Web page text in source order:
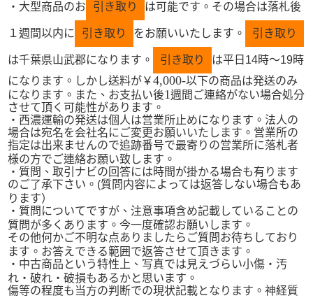
・大型商品のお
引き取り は可能です。その場合は落札後
１週間以内に 引き取り をお願いいたします。 引き取り
は千葉県山武郡になります。 引き取り は平日 14時～19時
になります。しかし送料が￥4,000-以下の商品は発送のみ
になります。また、お支払い後1週間ご連絡がない場合処分
させて頂く可能性があります。
・西濃運輸の発送は個人は営業所止めになります。法人の
場合は宛名を会社名にご変更お願いいたします。営業所の
指定は出来ませんので追跡番号で最寄りの営業所に落札者
様の方でご連絡お願い致します。
・質問、取引ナビの回答には時間が掛かる場合も有ります
のご了承下さい。 (質問内容によっては返答しない場合もあ
ります）
・質問についてですが、注意事項含め記載していることの
質問が多くあります。今一度確認お願いします。
その他何かご不明な点ありましたらご質問お待ちしており
ます。お答えできる範囲で返答させて頂きます。
・中古商品という特性上、写真では見えづらい小傷・汚
れ・破れ・破損もあるかと思います。
傷等の程度も当方の判断での現状記載となります。神経質